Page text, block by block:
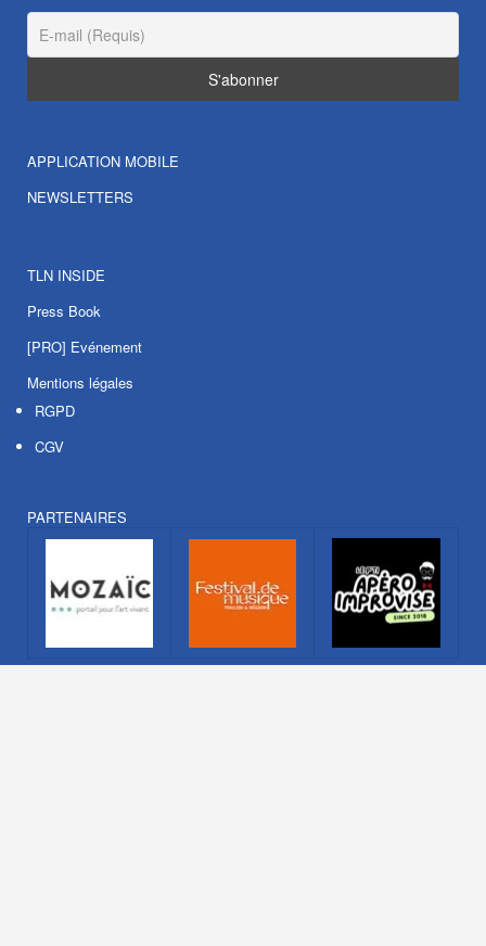
APPLICATION MOBILE
NEWSLETTERS
TLN INSIDE
Press Book
[PRO] Evénement
Mentions légales
RGPD
CGV
PARTENAIRES